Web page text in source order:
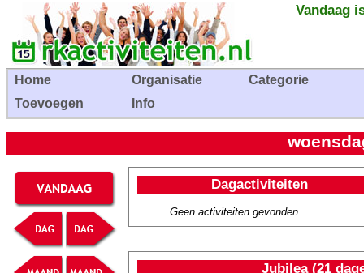
Vandaag
Home Organisatie
Categorie
Toevoegen
Info
Dagactiviteiten
Geen activiteiten gevonden
Jubilea (21